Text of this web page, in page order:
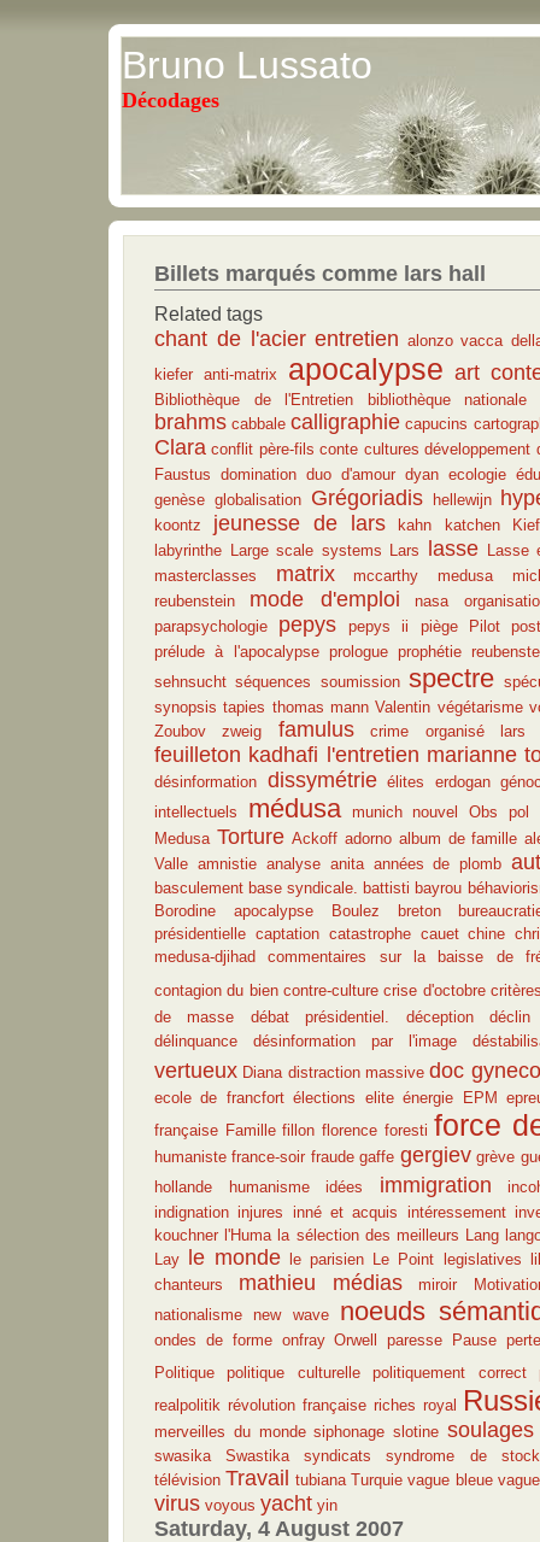
Bruno Lussato
Décodages
Billets marqués comme lars hall
Related tags
chant de l'acier entretien alonzo vacca
kiefer anti-matrix apocalypse art
Bibliothèque de l'Entretien bibliothèque
brahms cabbale calligraphie capucins
Clara conflit père-fils conte cultures développement
Faustus domination duo d'amour dyan ecologie
genèse globalisation Grégoriadis hellewijn
koontz jeunesse de lars kahn katchen
labyrinthe
Large scale systems Lars lasse
Lasse
masterclasses
matrix mccarthy medusa
reubenstein
mode d'emploi nasa
parapsychologie
pepys pepys ii piège Pilot
prélude à l'apocalypse prologue prophétie
sehnsucht séquences soumission spectre
synopsis tapies thomas mann Valentin végétarisme
Zoubov
zweig famulus crime organisé lars
feuilleton kadhafi l'entretien marianne
désinformation dissymétrie élites erdogan
intellectuels
médusa munich nouvel Obs
pol
Medusa Torture Ackoff adorno album de famille
Valle amnistie analyse anita années de plomb
basculement base syndicale. battisti bayrou
Borodine apocalypse
Boulez breton
présidentielle captation catastrophe cauet chine
medusa-djihad
commentaires sur la baisse de
contagion du bien contre-culture crise d'octobre
de masse
débat présidentiel. déception
déclin
délinquance
désinformation par l'image
vertueux Diana distraction massive doc gyneco
ecole de francfort élections elite énergie EPM
française Famille fillon florence foresti force
humaniste france-soir fraude gaffe gergiev grève
hollande
humanisme idées immigration
indignation injures inné et acquis intéressement
kouchner l'Huma la sélection des meilleurs Lang
Lay le monde le parisien Le Point legislatives
chanteurs
mathieu médias miroir
nationalisme
new wave noeuds
ondes de forme onfray Orwell paresse Pause
Politique
politique culturelle politiquement correct
realpolitik révolution française riches royal
merveilles du monde siphonage slotine soulages
swasika Swastika syndicats
syndrome de
télévision Travail tubiana Turquie vague bleue
virus voyous yacht yin
Saturday, 4 August 2007